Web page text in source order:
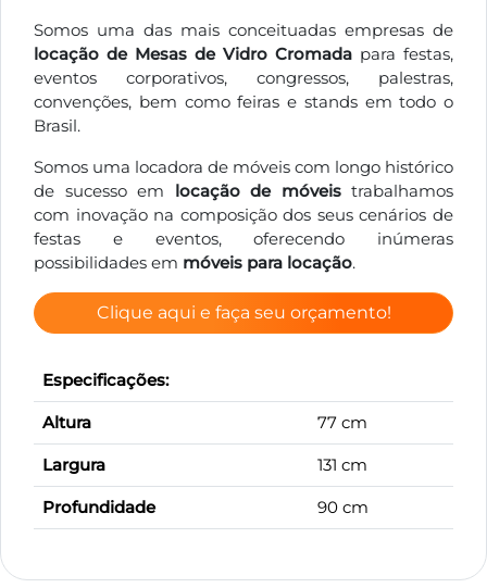
Somos uma das mais conceituadas empresas de
locação de Mesas de Vidro Cromada para festas,
eventos corporativos, congressos, palestras,
convenções, bem como feiras e stands em todo o
Brasil.
Somos uma locadora de móveis com longo histórico
de sucesso em locação de móveistrabalhamos
com inovação na composição dos seus cenários de
festas e eventos, oferecendo inúmeras
possibilidades em móveis para locação.
Clique aqui e faça seu orçamento!
Especificações:
Altura 77 cm
Largura 131 cm
Profundidade 90 cm